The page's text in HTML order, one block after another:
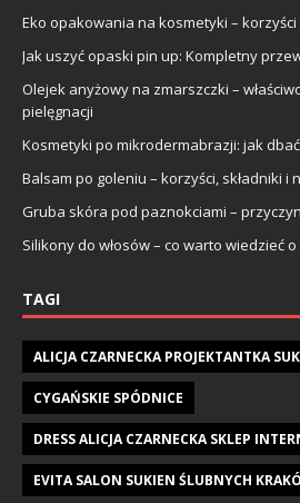
Eko opakowania na kosmetyki –
Jak uszyć opaski pin up: Kompletny
Olejek anyżowy na zmarszczki –
pielęgnacji
Kosmetyki po mikrodermabrazji: jak
Balsam po goleniu – korzyści, składniki i
Gruba skóra pod paznokciami –
Silikony do włosów – co warto wiedzieć o
TAGI
ALICJA CZARNECKA PROJEKTANTKA
CYGAŃSKIE SPÓDNICE
DRESS ALICJA CZARNECKA SKLEP
EVITA SALON SUKIEN ŚLUBNYCH